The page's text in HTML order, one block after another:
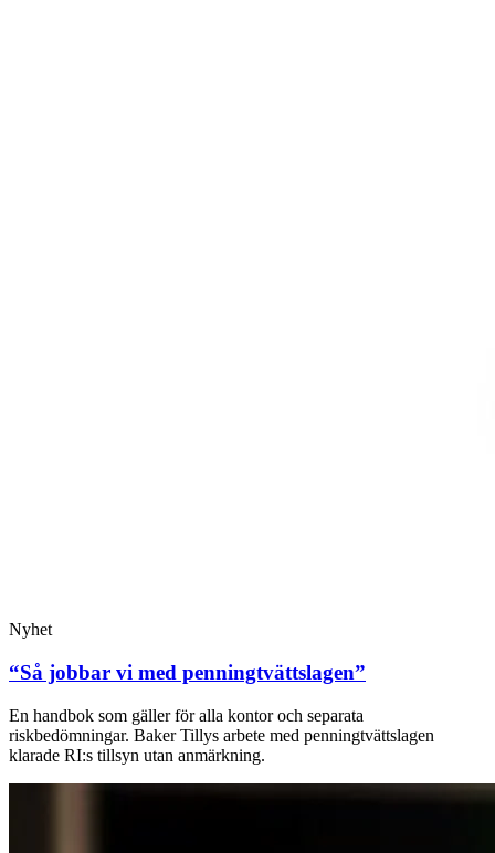
Nyhet
“Så jobbar vi med penningtvättslagen”
En handbok som gäller för alla kontor och separata
riskbedömningar. Baker Tillys arbete med penningtvättslagen
klarade RI:s tillsyn utan anmärkning.